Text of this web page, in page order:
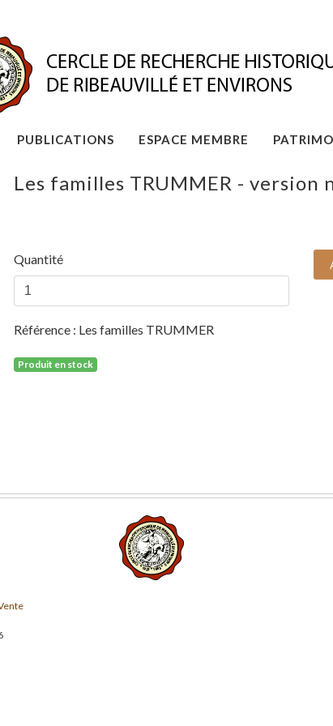
PUBLICATIONS ESPACE MEMBRE
Les familles TRUMMER - version
Quantité
Référence : Les familles TRUMMER
Produit en stock